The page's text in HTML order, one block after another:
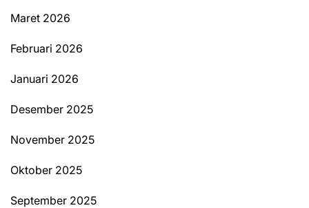
Maret 2026
Februari 2026
Januari 2026
Desember 2025
November 2025
Oktober 2025
September 2025